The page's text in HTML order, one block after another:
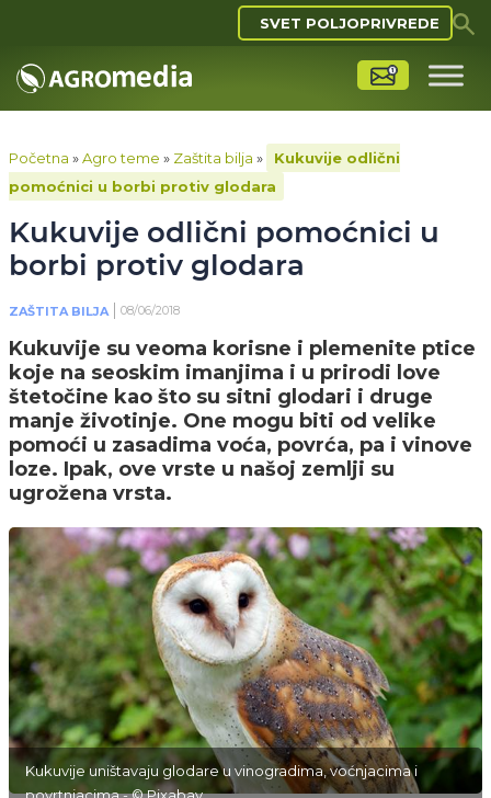
SVET POLJOPRIVREDE
Početna »Agro teme » Zaštita bilja »
Kukuvije odlični
pomoćnici u borbi protiv glodara
Kukuvije odlični pomoćnici u
borbi protiv glodara
ZAŠTITA BILJA 08/06/2018
Kukuvije su veoma korisne i plemenite ptice
koje na seoskim imanjima i u prirodi love
štetočine kao što su sitni glodari i druge
manje životinje. One mogu biti od velike
pomoći u zasadima voća, povrća, pa i vinove
loze. Ipak, ove vrste u našoj zemlji su
ugrožena vrsta.
Kukuvije uništavaju glodare u vinogradima, voćnjacima i